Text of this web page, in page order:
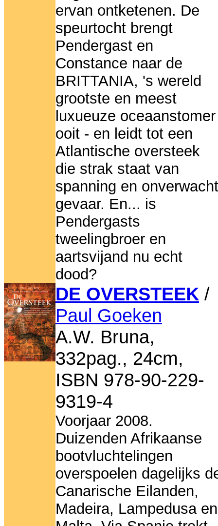
ervan ontketenen. De
speurtocht brengt
Pendergast en
Constance naar de
BRITTANIA, 's wereld
grootste en meest
luxueuze oceaanstomer
ooit - en leidt tot een
Atlantische oversteek
die strak staat van
spanning en onverwacht
gevaar. En... is
Pendergasts
tweelingbroer en
aartsvijand nu echt
dood?
DE OVERSTEEK /
Paul Goeken
A.W. Bruna,
332pag., 24cm,
ISBN 978-90-229-
9319-4
Voorjaar 2008.
Duizenden Afrikaanse
bootvluchtelingen
overspoelen dagelijks
Canarische Eilanden,
Madeira, Lampedusa en